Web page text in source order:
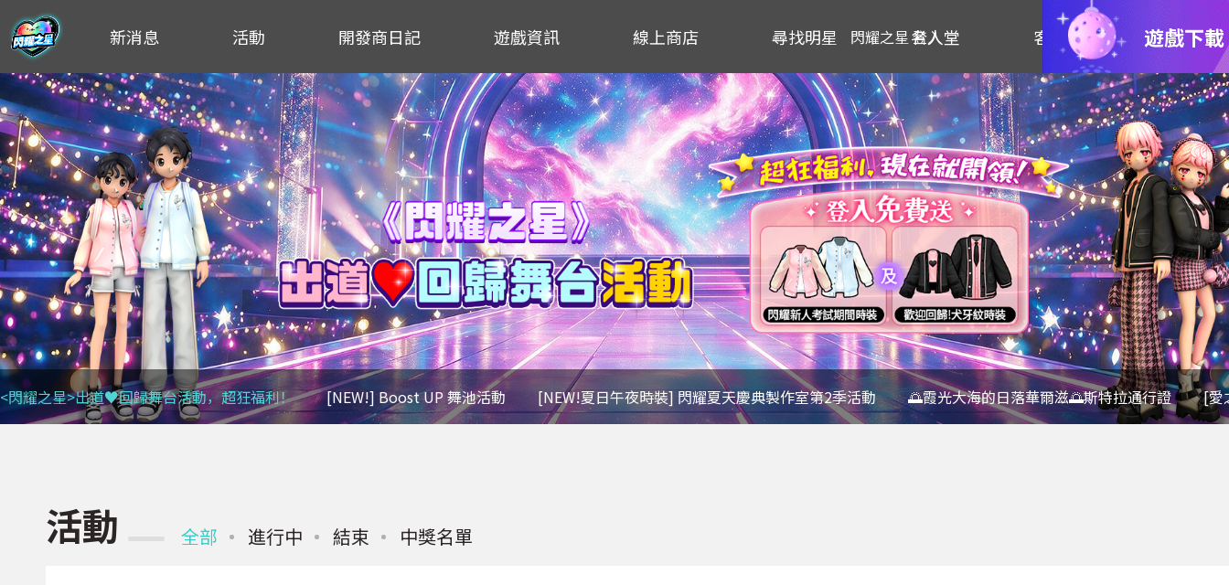
新消息 活動 開發商日記 遊戲資訊 線上商店 尋找明星 名人堂 客服
閃耀之星 登入 遊戲下載
<閃耀之星>出道♥回歸舞台活動，超狂福利！ [NEW!] Boost UP 舞池活動 [NEW!夏日午夜時裝] 閃耀夏天慶典製作室第2季活動 🌅霞光大海的日落華爾滋🌅斯特拉通行證 [愛
活動 全部 進行中 結束 中獎名單